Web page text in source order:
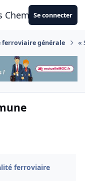
CheminotsSe connecter
ferroviaire générale «
ferroviaire